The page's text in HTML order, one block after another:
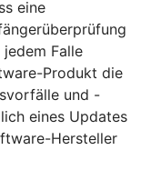
eine
Falle
Produkt die
und -
eines Updates
Hersteller